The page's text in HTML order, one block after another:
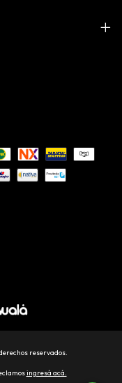
reservados.
ingresá acá.